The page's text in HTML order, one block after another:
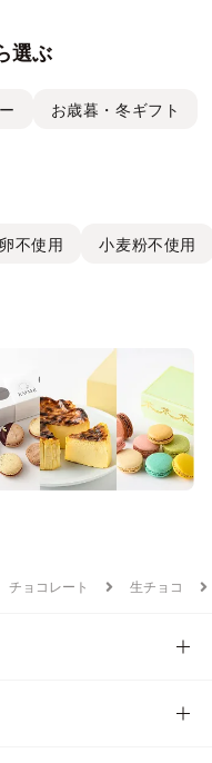
選ぶ
お歳暮・冬ギフト
卵不使用 小麦粉不使用
チョコレート 生チョコ